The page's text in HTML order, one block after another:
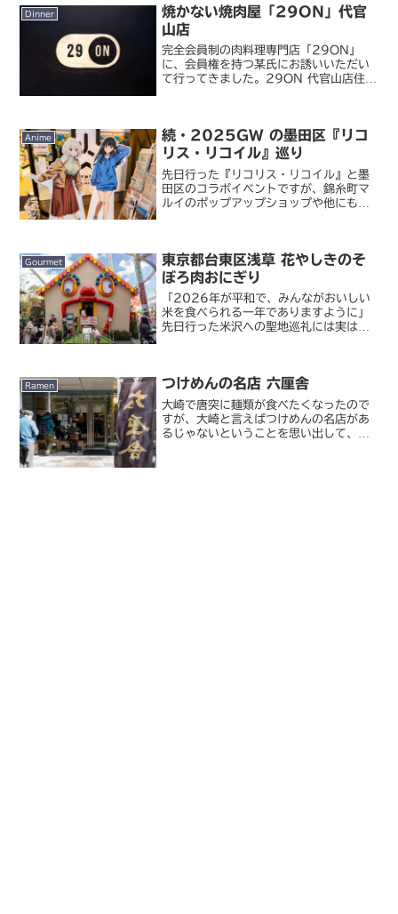
Dinner
焼かない焼肉屋「29ON」代官
山店
完全会員制の肉料理専門店「29ON」
に、会員権を持つ某氏にお誘いいただい
て行ってきました。29ON 代官山店住所
官山店。会員制か...
Anime
続・2025GW の墨田区『リコ
リス・リコイル』巡り
先日行った『リコリス・リコイル』と墨
田区のコラボイベントですが、錦糸町マ
ルイのポップアップショップや他にもい
直通で曳舟へ。その南方...
Gourmet
東京都台東区浅草 花やしきのそ
ぼろ肉おにぎり
「2026年が平和で、みんながおいしい
米を食べられる一年でありますように」
先日行った米沢への聖地巡礼には実は続
おにぎりを作り上げる...
Ramen つけめんの名店 六厘舎
大崎で唐突に麺類が食べたくなったので
すが、大崎と言えばつけめんの名店があ
るじゃないということを思い出して、こ